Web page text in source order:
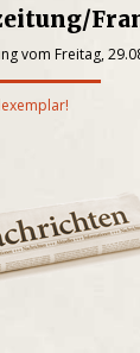
vom Freitag,